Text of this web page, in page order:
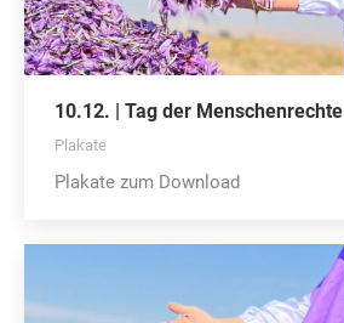
10.12. | Tag der Menschenrechte
Plakate
Plakate zum Download